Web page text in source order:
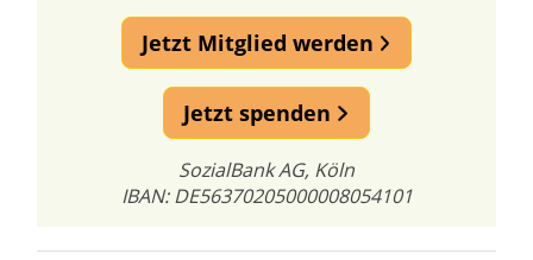
Jetzt Mitglied werden
Jetzt spenden
SozialBank AG, Köln
IBAN: DE56370205000008054101